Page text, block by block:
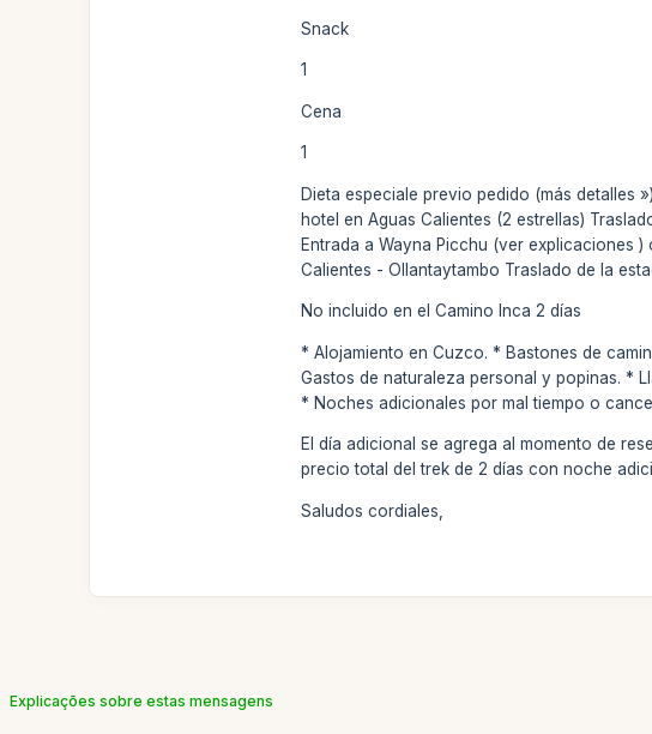
Snack
1
Cena
1
Dieta especiale previo pedido (más detalles
hotel en Aguas Calientes (2 estrellas)
Entrada a Wayna Picchu (ver explicaciones)
Calientes - Ollantaytambo Traslado de la
No incluido en el Camino Inca 2 días
* Alojamiento en Cuzco. * Bastones de
Gastos de naturaleza personal y popinas. *
* Noches adicionales por mal tiempo o
El día adicional se agrega al momento de
precio total del trek de 2 días con noche
Saludos cordiales,
Explicações sobre estas mensagens